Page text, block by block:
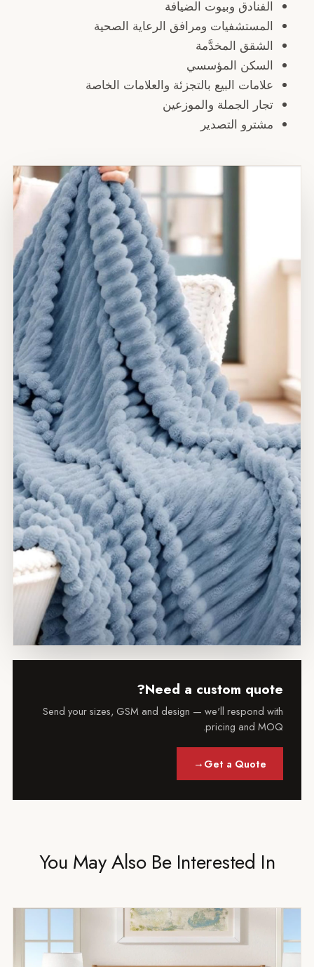
وبيوت الضيافة
ومرافق الرعاية الصحية
المخدَّمة
المؤسسي
البيع بالتجزئة والعلامات الخاصة
الجملة والموزعين
التصدير
Need a custom
Send your sizes, GSM and design — we'll respond
pricing and
Get a Quote
→
You May Also Be Interested